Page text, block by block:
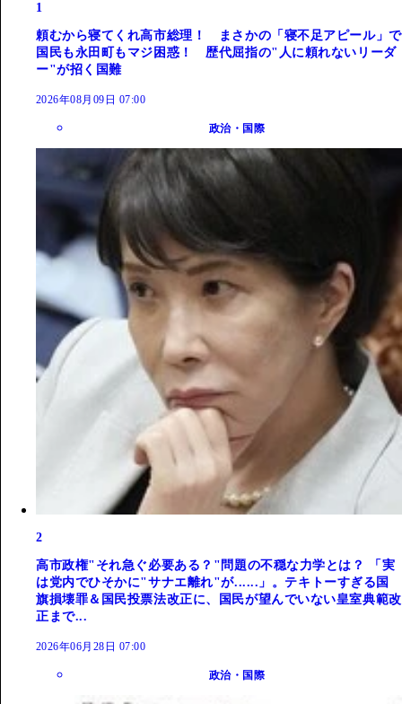
1
頼むから寝てくれ高市総理！ まさかの「寝不足アピール」で
国民も永田町もマジ困惑！ 歴代屈指の"人に頼れないリーダ
ー"が招く国難
2026年08月09日 07:00
政治・国際
2
高市政権"それ急ぐ必要ある？"問題の不穏な力学とは？ 「実
は党内でひそかに"サナエ離れ"が......」。テキトーすぎる国
旗損壊罪＆国民投票法改正に、国民が望んでいない皇室典範改
正まで...
2026年06月28日 07:00
政治・国際